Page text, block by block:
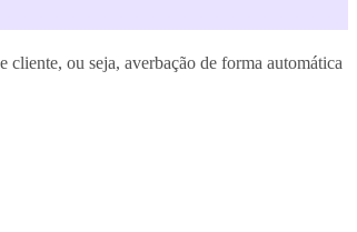
cliente, ou seja, averbação de forma automática